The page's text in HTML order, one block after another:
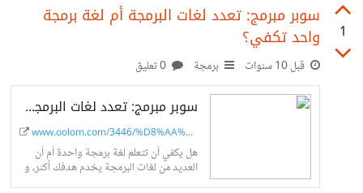
1
سوبر مبرمج: تعدد لغات البرمجة أم لغة برمجة
واحد تكفي؟
قبل 10 سنوات برمجة
سوبر مبرمج: تعدد لغات البرمجة أم لغة برمجة واحدة تكفي؟
www.oolom.com/3446/%D8%AA%D8%B...
هل يكفي أن تتعلم لغة برمجة واحدة أم أن
العديد من لغات البرمجة يخدم هدفك أكثر، و
كيف اصبحت قدرة الانسان على تعلم البرمجة